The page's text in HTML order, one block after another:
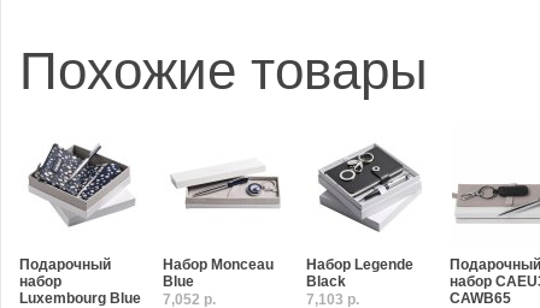
Похожие товары
Подарочный
набор
Luxembourg Blue
Набор Monceau
Blue
7,052 р.
Набор Legende
Black
7,103 р.
Подарочный
набор
CAWB65